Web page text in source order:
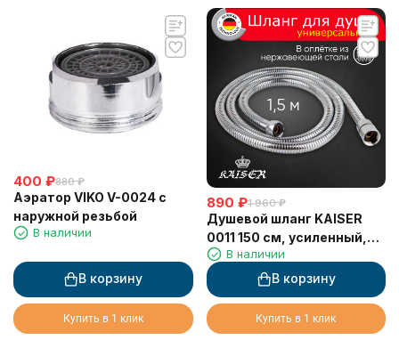
400 ₽880 ₽
Аэратор VIKO V-0024 c
наружной резьбой
В наличии
В корзину
Купить в 1 клик
890 ₽1 960 ₽
Душевой шланг KAISER
0011 150 см, усиленный,
металлический
В наличии
В корзину
Купить в 1 клик